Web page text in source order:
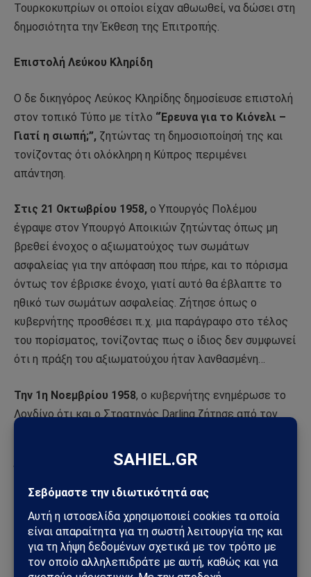
Τουρκοκυπρίων οι οποίοι είχαν αθωωθεί, να δώσει στη
δημοσιότητα την Έκθεση της Επιτροπής.
Επιστολή Λεύκου Κληρίδη
Ο δε δικηγόρος Λεύκος Κληρίδης δημοσίευσε επιστολή
στον τοπικό Τύπο με τίτλο “Έρευνα για το Κιόνελι –
Γιατί η σιωπή;”, ζητώντας τη δημοσιοποίησή της και
τονίζοντας ότι ολόκληρη η Κύπρος περιμένει
απάντηση.
Στις 21 Οκτωβρίου 1958, ο Υπουργός Πολέμου
έγραψε στον Υπουργό Αποικιών ζητώντας όπως μη
βρεθεί ένοχος ο αξιωματούχος των σωμάτων
ασφαλείας για την απόφαση που πήρε, και το πόρισμα
όντως τον έβρισκε ένοχο, γιατί αυτό θα έβλαπτε το
ηθικό των σωμάτων ασφαλείας. Ζήτησε όπως ο
κυβερνήτης προσθέσει π.χ. μια παράγραφο στο τέλος
του πορίσματος, τονίζοντας πως ο ίδιος δεν συμφωνεί
ότι η πράξη του αξιωματούχου ήταν λανθασμένη…
Την 1η Νοεμβρίου 1958, ο κυβερνήτης ενημέρωσε το
Λονδίνο ότι και ο Στρατηγός Darling ζήτησε από τον
ενοχοποιούσε, αλλά ήταν ανένδοτος ο τελευταίος.
έφερνε ένσταση αν ο κυβερνήτης τελικά
δημοσιοποιούσε το πόρισμα, αφαιρώντας κάποιες
προτάσεις…
Οι επεμβάσεις και αλλοιώσεις